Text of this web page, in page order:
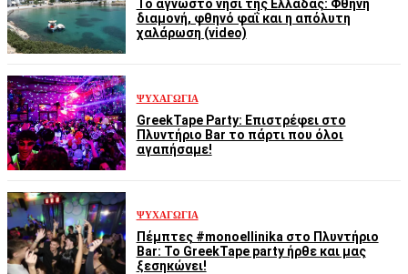
Το άγνωστο νησί της Ελλάδας: Φθηνή
διαμονή, φθηνό φαΐ και η απόλυτη
χαλάρωση (video)
ΨΥΧΑΓΩΓΊΑ
GreekTape Party: Επιστρέφει στο
Πλυντήριο Bar το πάρτι που όλοι
αγαπήσαμε!
ΨΥΧΑΓΩΓΊΑ
Πέμπτες #monoellinika στο Πλυντήριο
Bar: Το GreekTape party ήρθε και μας
ξεσηκώνει!